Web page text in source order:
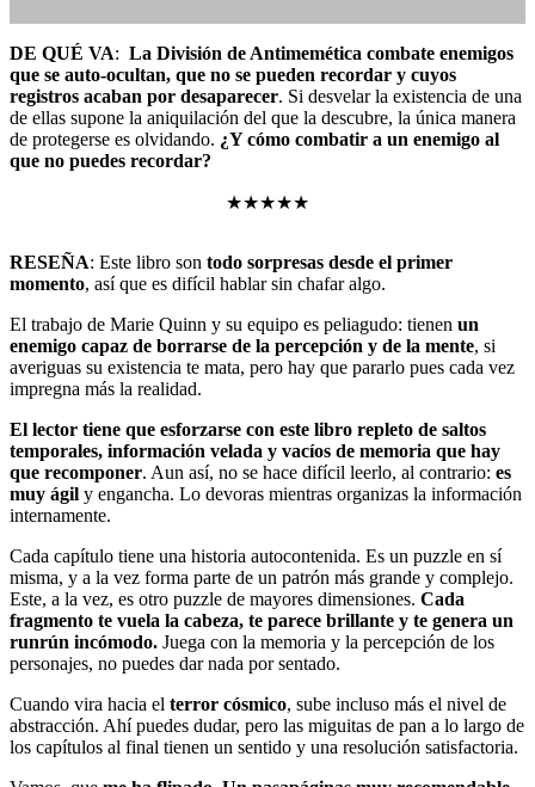
Reseñas de libros,
Reseñas de libros de ciencia ficción
No hay comentarios
DE QUÉ VA: La División de Antimemética combate enemigos
que se auto-ocultan, que no se pueden recordar y cuyos
registros acaban por desaparecer. Si desvelar la existencia de una
de ellas supone la aniquilación del que la descubre, la única manera
de protegerse es olvidando. ¿Y cómo combatir a un enemigo al
que no puedes recordar?
★★★★★
RESEÑA: Este libro son todo sorpresas desde el primer
momento, así que es difícil hablar sin chafar algo.
El trabajo de Marie Quinn y su equipo es peliagudo: tienen un
enemigo capaz de borrarse de la percepción y de la mente, si
averiguas su existencia te mata, pero hay que pararlo pues cada vez
impregna más la realidad.
El lector tiene que esforzarse con este libro repleto de saltos
temporales, información velada y vacíos de memoria que hay
que recomponer. Aun así, no se hace difícil leerlo, al contrario: es
muy ágil y engancha. Lo devoras mientras organizas la información
internamente.
Cada capítulo tiene una historia autocontenida. Es un puzzle en sí
misma, y a la vez forma parte de un patrón más grande y complejo.
Este, a la vez, es otro puzzle de mayores dimensiones. Cada
fragmento te vuela la cabeza, te parece brillante y te genera un
runrún incómodo. Juega con la memoria y la percepción de los
personajes, no puedes dar nada por sentado.
Cuando vira hacia el terror cósmico, sube incluso más el nivel de
abstracción. Ahí puedes dudar, pero las miguitas de pan a lo largo de
los capítulos al final tienen un sentido y una resolución satisfactoria.